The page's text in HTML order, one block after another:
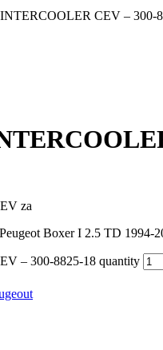
CEV – 300-
za
Boxer I 2.5 TD 1994-
– 300-8825-18 quantity